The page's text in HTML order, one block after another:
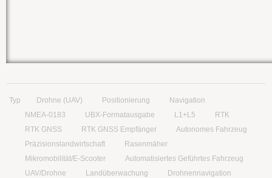
Typ Drohne (UAV) Positionierung
Navigation
NMEA-0183
UBX-Formatausgabe L1+L5
RTK
RTK GNSS
RTK GNSS Empfänger
Autonomes Fahrzeug
Präzisionslandwirtschaft
Rasenmäher
Mikromobilität/E-Scooter
Automatisiertes Geführtes Fahrzeug
UAV/Drohne
Landüberwachung
Drohnennavigation